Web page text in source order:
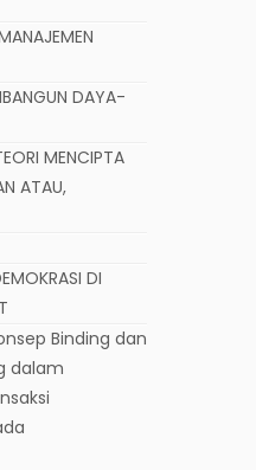
DAYA-
MENCIPTA
ATAU,
DI
Binding dan
dalam